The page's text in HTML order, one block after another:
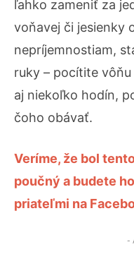
ľahko zameniť za
voňavej či jesienky
nepríjemnostiam,
ruky – pocítite
aj niekoľko hodín,
čoho obávať.
Veríme, že bol
poučný a budete
priateľmi na
-